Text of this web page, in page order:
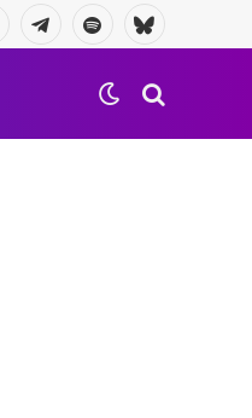
TelegramaSpotifyBluesky